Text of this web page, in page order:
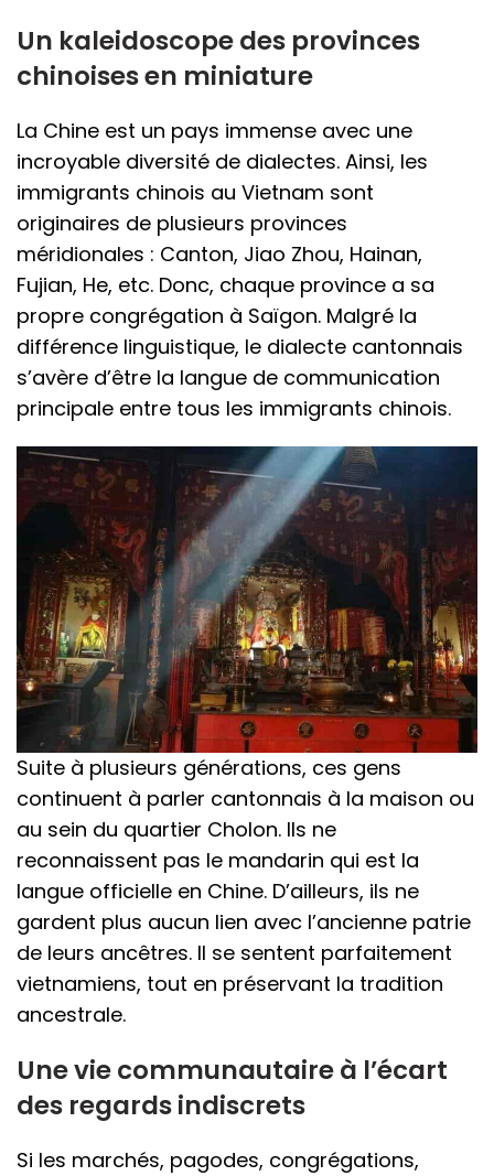
Un kaleidoscope des provinces
chinoises en miniature
La Chine est un pays immense avec une
incroyable diversité de dialectes. Ainsi, les
immigrants chinois au Vietnam sont
originaires de plusieurs provinces
méridionales : Canton, Jiao Zhou, Hainan,
Fujian, He, etc. Donc, chaque province a sa
propre congrégation à Saïgon. Malgré la
différence linguistique, le dialecte cantonnais
s’avère d’être la langue de communication
principale entre tous les immigrants chinois.
Suite à plusieurs générations, ces gens
continuent à parler cantonnais à la maison ou
au sein du quartier Cholon. Ils ne
reconnaissent pas le mandarin qui est la
langue officielle en Chine. D’ailleurs, ils ne
gardent plus aucun lien avec l’ancienne patrie
de leurs ancêtres. Il se sentent parfaitement
vietnamiens, tout en préservant la tradition
ancestrale.
Une vie communautaire à l’écart
des regards indiscrets
Si les marchés, pagodes, congrégations,